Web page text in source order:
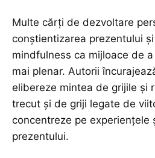
Multe cărți de dezvoltare
conștientizarea prezentului
mindfulness ca mijloace de
mai plenar. Autorii
elibereze mintea de grijile și
trecut și de griji legate de
concentreze pe experiențele
prezentului.